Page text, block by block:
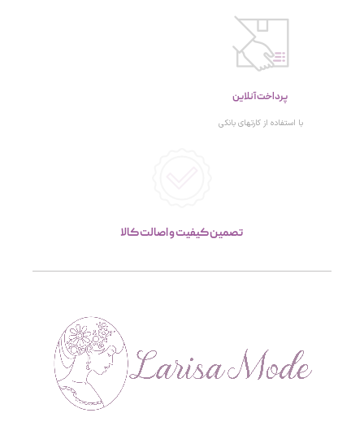
پرداخت آنلاین
با استفاده از کارتهای بانکی
تصمین کیفیت و اصالت کالا